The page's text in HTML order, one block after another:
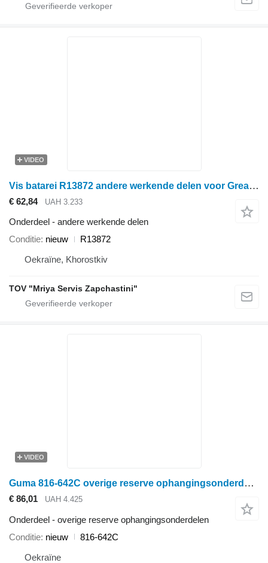
VIDEO
Vis batarei R13872 andere werkende delen voor Great Plains schijveneg
€ 62,84 UAH 3.233
Onderdeel - andere werkende delen
Conditie nieuw
R13872
Oekraïne, Khorostkiv
TOV "Mriya Servis Zapchastini"
VIDEO
Guma 816-642C overige reserve ophangingsonderdelen voor Great Plains schijveneg
€ 86,01 UAH 4.425
Onderdeel - overige reserve ophangingsonderdelen
Conditie nieuw
816-642C
Oekraïne